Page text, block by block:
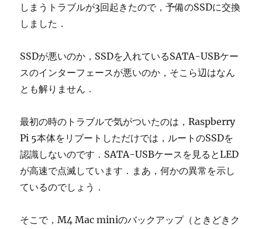
しまうトラブルが3回起きたので，予備のSSDに交換
しました．
SSDが悪いのか，SSDを入れているSATA-USBケー
スのインターフェースが悪いのか，そこら辺はなん
とも解りません．
最初の時のトラブルで気がついたのは，Raspberry
Pi 5本体をリブートしただけでは，ルートのSSDを
認識しないのです．SATA-USBケースを見るとLED
が高速で点滅しています．まあ，何かの異常を示し
ているのでしょう．
そこで，M4 Mac miniのバックアップ（ときどきク